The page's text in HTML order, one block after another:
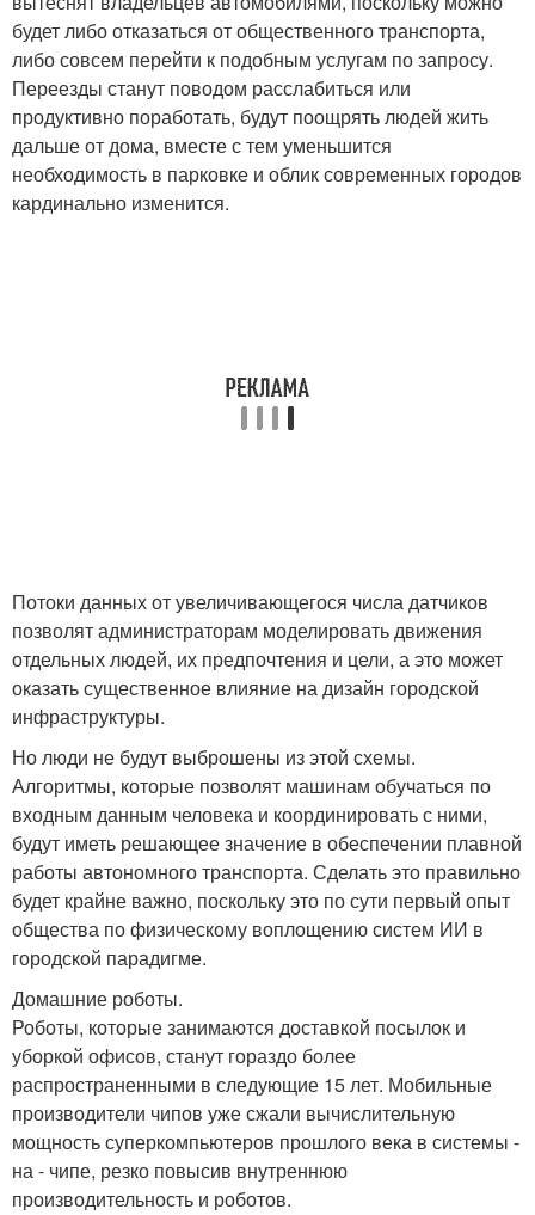
будет либо отказаться от общественного транспорта,
либо совсем перейти к подобным услугам по запросу.
Переезды станут поводом расслабиться или
продуктивно поработать, будут поощрять людей жить
дальше от дома, вместе с тем уменьшится
необходимость в парковке и облик современных городов
кардинально изменится.
Потоки данных от увеличивающегося числа датчиков
позволят администраторам моделировать движения
отдельных людей, их предпочтения и цели, а это может
оказать существенное влияние на дизайн городской
инфраструктуры.
Но люди не будут выброшены из этой схемы.
Алгоритмы, которые позволят машинам обучаться по
входным данным человека и координировать с ними,
будут иметь решающее значение в обеспечении плавной
работы автономного транспорта. Сделать это правильно
будет крайне важно, поскольку это по сути первый опыт
общества по физическому воплощению систем ИИ в
городской парадигме.
Домашние роботы.
Роботы, которые занимаются доставкой посылок и
уборкой офисов, станут гораздо более
распространенными в следующие 15 лет. Мобильные
производители чипов уже сжали вычислительную
мощность суперкомпьютеров прошлого века в системы -
на - чипе, резко повысив внутреннюю
производительность и роботов.